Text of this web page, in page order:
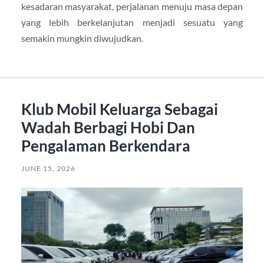
kesadaran masyarakat, perjalanan menuju masa depan
yang lebih berkelanjutan menjadi sesuatu yang
semakin mungkin diwujudkan.
Klub Mobil Keluarga Sebagai
Wadah Berbagi Hobi Dan
Pengalaman Berkendara
JUNE 15, 2026